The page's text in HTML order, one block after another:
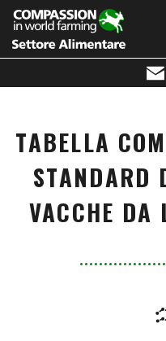
TABELLA
STANDARD
VACCHE DA